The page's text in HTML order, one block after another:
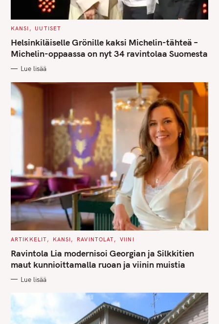
C
T
E
G
O
I
S
KANSI UUTISET
Helsinkiläiselle Grönille kaksi Michelin-tähteä –
Michelin-oppaassa on nyt 34 ravintolaa Suomesta
Lue lisää
C
T
E
G
O
I
ARTIKKELIT KANSI RAVINTOLAT VIINI
Ravintola Lia modernisoi Georgian ja Silkkitien
maut kunnioittamalla ruoan ja viinin muistia
Lue lisää
S
e
a
r
c